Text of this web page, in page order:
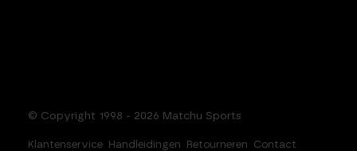
© Copyright 1998 - 2026 Matchu Sports
Klantenservice Handleidingen Retourneren Contact